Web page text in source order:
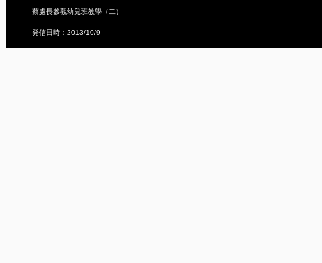
蔡處長參觀幼兒班教學（二）
発信日時：2013/10/9